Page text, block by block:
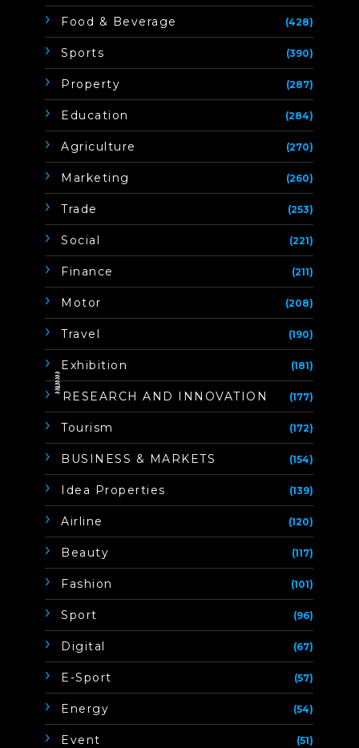
Food & Beverage (428)
Sports (390)
Property (287)
Education (284)
Agriculture (270)
Marketing (260)
Trade (253)
Social (221)
Finance (211)
Motor (208)
Travel (190)
Exhibition (181)
ิิีิิิิิRESEARCH AND INNOVATION (177)
Tourism (172)
BUSINESS & MARKETS (154)
Idea Properties (139)
Airline (120)
Beauty (117)
Fashion (101)
Sport (96)
Digital (67)
E-Sport (57)
Energy (54)
Event (51)